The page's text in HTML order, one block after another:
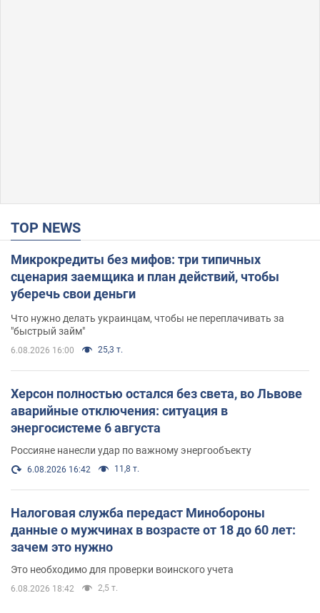
TOP NEWS
Микрокредиты без мифов: три типичных
сценария заемщика и план действий, чтобы
уберечь свои деньги
Что нужно делать украинцам, чтобы не переплачивать за
"быстрый займ"
6.08.2026 16:00 25,3 т.
Херсон полностью остался без света, во Львове
аварийные отключения: ситуация в
энергосистеме 6 августа
Россияне нанесли удар по важному энергообъекту
6.08.2026 16:42 11,8 т.
Налоговая служба передаст Минобороны
данные о мужчинах в возрасте от 18 до 60 лет:
зачем это нужно
Это необходимо для проверки воинского учета
6.08.2026 18:42 2,5 т.